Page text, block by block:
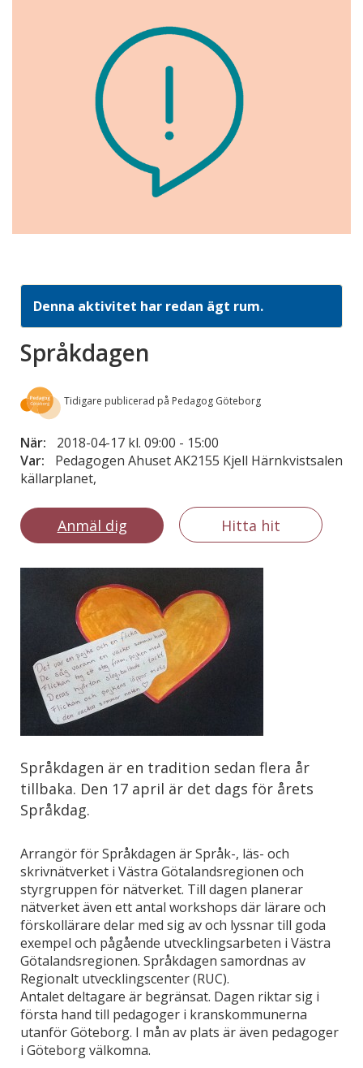
Denna aktivitet har redan ägt rum.
Språkdagen
Tidigare publicerad på Pedagog Göteborg
När: 2018-04-17 kl. 09:00 - 15:00
Var:
Pedagogen Ahuset AK2155 Kjell Härnkvistsalen
källarplanet,
Anmäl dig Hitta hit
Språkdagen är en tradition sedan flera år
tillbaka. Den 17 april är det dags för årets
Språkdag.
Arrangör för Språkdagen är Språk-, läs- och
skrivnätverket i Västra Götalandsregionen och
styrgruppen för nätverket. Till dagen planerar
nätverket även ett antal workshops där lärare och
förskollärare delar med sig av och lyssnar till goda
exempel och pågående utvecklingsarbeten i Västra
Götalandsregionen. Språkdagen samordnas av
Regionalt utvecklingscenter (RUC).
Antalet deltagare är begränsat. Dagen riktar sig i
första hand till pedagoger i kranskommunerna
utanför Göteborg. I mån av plats är även pedagoger
i Göteborg välkomna.